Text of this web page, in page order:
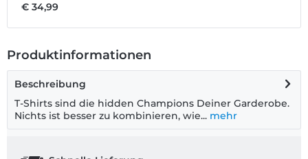
€ 34,99
Produktinformationen
Beschreibung
T-Shirts sind die hidden Champions Deiner Garderobe.
Nichts ist besser zu kombinieren, wie... mehr